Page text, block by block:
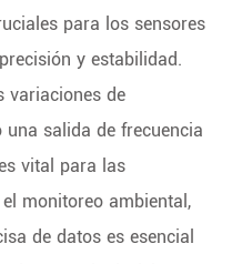
para los sensores
y estabilidad.
variaciones de
salida de frecuencia
vital para las
monitoreo ambiental,
de datos es esencial